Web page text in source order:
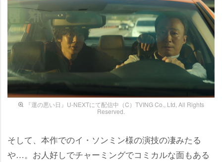
『運の悪い日』U-NEXTにて配信中（C）TVING Co., Ltd, All Rights
Reserved.
そして、本作でのイ・ソンミン様の演技の凄みたる
…。お人好しでチャーミングでコミカルな面もある